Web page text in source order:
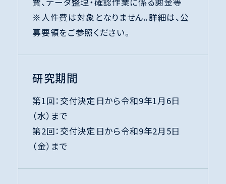
【計算資源提供者による説明会】6月12日（金）
16:00～18:00
対象者：本事業への応募を検討している研究
者・学生等（事務方の参加も可）
※開催時間の3時間前まで申し込み可能
※当日の説明内容の一部につきましては、後日、アーカイ
ブ配信を予定しております。
2026.05.22
採択決定後の交付申請手続の際に提出してい
※人件費は対象となりません。詳細は、公
募要領をご参照ください。
研究期間
第1回：交付決定日から令和9年1月6日
（水）まで
第2回：交付決定日から令和9年2月5日
（金）まで